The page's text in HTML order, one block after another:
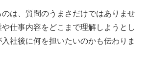
は、質問のうまさだけではありませ
仕事内容をどこまで理解しようとし
社後に何を担いたいのかも伝わりま